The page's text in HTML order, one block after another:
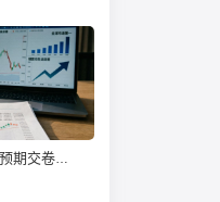
百济神州中报超预期交卷：泽布替尼登顶全球，为何股价高开低走丨看财报